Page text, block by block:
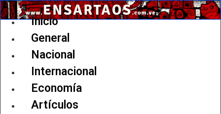
Ir
al
Inicio
General
Nacional
Internacional
Economía
Artículos